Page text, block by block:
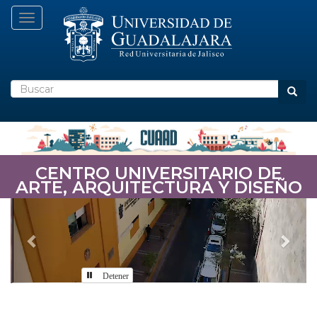
Pasar
Toggle navigation
Buscar
CENTRO UNIVERSITARIO DE
ARTE, ARQUITECTURA Y DISEÑO
Previous Next
Detener